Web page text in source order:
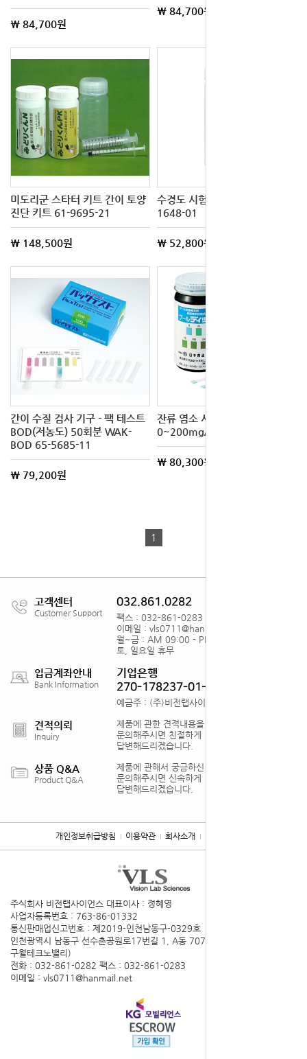
\ 84,700원
\ 84,700원
미도리군 스타터 키트 간이 토양
진단 키트 61-9695-21
\ 148,500원
수경도 시험지 50매입 5149 4-
1648-01
\ 52,800원
간이 수질 검사 기구 - 팩 테스트
BOD(저농도) 50회분 WAK-
BOD 65-5685-11
\ 79,200원
잔류 염소 시험지 풀 디퍼
0~200mg/L 3-4741-02
\ 80,300원
1
고객센터
Customer Support
032.861.0282
팩스 : 032-861-0283
이메일 : vls0711@hanmail.net
월~금 : AM 09:00 - PM18:00
토, 일요일 휴무
입금계좌안내
Bank Information
기업은행
270-178237-01-012
예금주 : (주)비전랩사이언스
견적의뢰
Inquiry
제품에 관한 견적내용을
문의해주시면 친절하게
답변해드리겠습니다.
상품 Q&A
Product Q&A
제품에 관해서 궁금하신 점을
문의해주시면 신속하게
답변해드리겠습니다.
개인정보취급방침 이용약관 회사소개 찾아오시는 길
주식회사 비전랩사이언스 대표이사 : 정혜영
사업자등록번호 : 763-86-01332
통신판매업신고번호 : 제2019-인천남동구-0329호
인천광역시 남동구 선수촌공원로17번길 1, A동 707호(구월동,
구월테크노밸리)
전화 : 032-861-0282 팩스 : 032-861-0283
이메일 : vls0711@hanmail.net